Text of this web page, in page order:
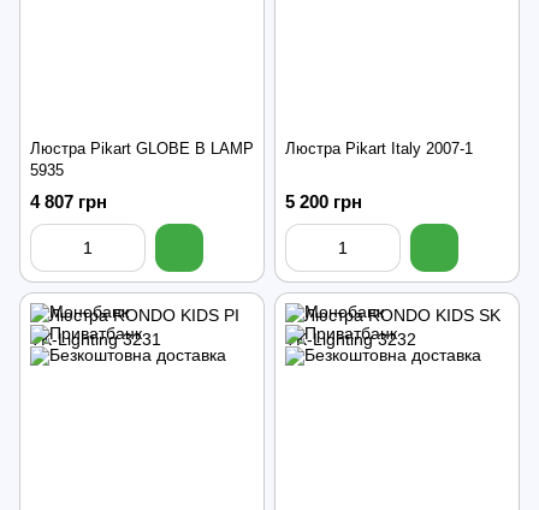
Люстра Pikart GLOBE B LAMP
5935
4 807 грн
Люстра Pikart Italy 2007-1
5 200 грн